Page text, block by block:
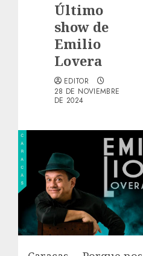
Último
show de
Emilio
Lovera
EDITOR
28 DE NOVIEMBRE
DE 2024